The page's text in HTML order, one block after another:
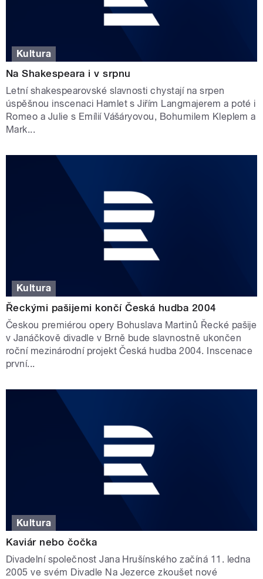
Kultura
Na Shakespeara i v srpnu
Letní shakespearovské slavnosti chystají na srpen
úspěšnou inscenaci Hamlet s Jiřím Langmajerem a poté i
Romeo a Julie s Emílií Vášáryovou, Bohumilem Kleplem a
Mark...
Kultura
Řeckými pašijemi končí Česká hudba 2004
Českou premiérou opery Bohuslava Martinů Řecké pašije
v Janáčkově divadle v Brně bude slavnostně ukončen
roční mezinárodní projekt Česká hudba 2004. Inscenace
první...
Kultura
Kaviár nebo čočka
Divadelní společnost Jana Hrušínského začíná 11. ledna
2005 ve svém Divadle Na Jezerce zkoušet nové